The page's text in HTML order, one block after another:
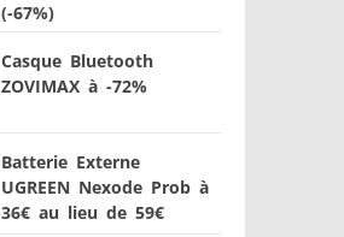
(-67%)
Casque Bluetooth
ZOVIMAX à -72%
Batterie Externe
UGREEN Nexode Prob à
36€ au lieu de 59€